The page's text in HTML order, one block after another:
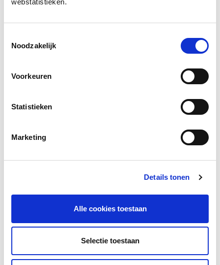
Noodzakelijk
Voorkeuren
Statistieken
Marketing
Details tonen
Alle cookies toestaan
Selectie toestaan
Digitale nieuwsbrief